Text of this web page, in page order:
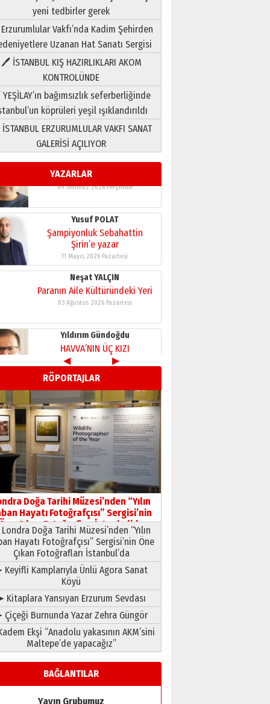
yeni tedbirler gerek
Vakfı’nda Kadim Şehirden
Uzanan Hat Sanatı Sergisi
🖊 İSTANBUL KIŞ HAZIRLIKLARI AKOM
KONTROLÜNDE
bağımsızlık seferberliğinde
köprüleri yeşil ışıklandırıldı
ERZURUMLULAR VAKFI SANAT
GALERİSİ AÇILIYOR
YAZARLAR
Neşat YALÇIN
Paranın Aile Kültüründeki Yeri
03 Ağustos 2026 Pazartesi
Yıldırım Gündoğdu
HAVVA’NIN ÜÇ KIZI
09 Temmuz 2026 Perşembe
Yusuf POLAT
Şampiyonluk Sebahattin
Şirin’e yazar
11 Mayıs 2026 Pazartesi
Neşat YALÇIN
Paranın Aile Kültüründeki Yeri
03 Ağustos 2026 Pazartesi
Yıldırım Gündoğdu
HAVVA’NIN ÜÇ KIZI
09 Temmuz 2026 Perşembe
Yusuf POLAT
Şampiyonluk Sebahattin
Şirin’e yazar
11 Mayıs 2026 Pazartesi
Neşat YALÇIN
Paranın Aile Kültüründeki Yeri
03 Ağustos 2026 Pazartesi
Yıldırım Gündoğdu
HAVVA’NIN ÜÇ KIZI
09 Temmuz 2026 Perşembe
Yusuf POLAT
Şampiyonluk Sebahattin
Şirin’e yazar
11 Mayıs 2026 Pazartesi
◀
▶
RÖPORTAJLAR
Doğa Tarihi Müzesi’nden “Yılın
Hayatı Fotoğrafçısı” Sergisi’nin
Çıkan Fotoğrafları İstanbul’da
Doğa Tarihi Müzesi’nden “Yılın
Hayatı Fotoğrafçısı” Sergisi’nin Öne
Çıkan Fotoğrafları İstanbul’da
Kamplarıyla Ünlü Agora Sanat
Köyü
Kitaplara Yansıyan Erzurum Sevdası
Burnunda Yazar Zehra Güngör
Ekşi “Anadolu yakasının AKM’sini
Maltepe’de yapacağız”
BAĞLANTILAR
Yayın Grubumuz